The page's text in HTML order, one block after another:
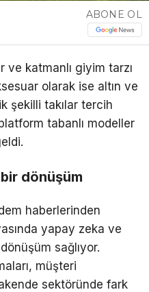
ABONE OL
ve katmanlı giyim tarzı
olarak ise altın ve
şekilli takılar tercih
tabanlı modeller
dönüşüm
haberlerinden
yapay zeka ve
sağlıyor.
müşteri
sektöründe fark